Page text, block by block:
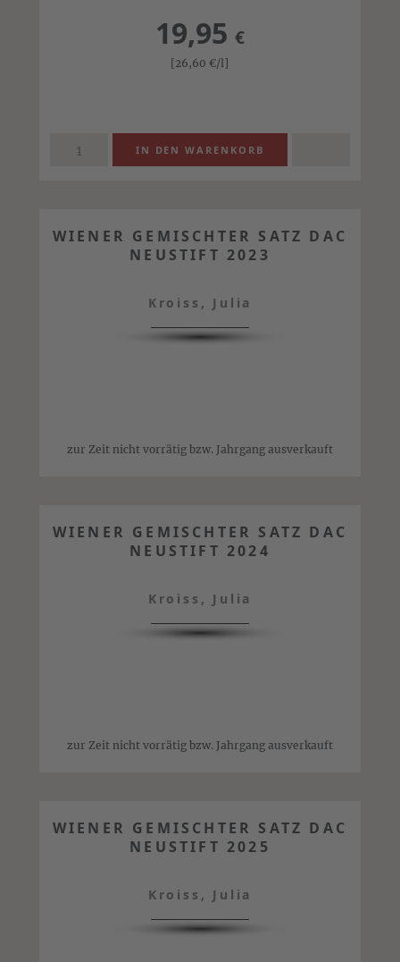
19,95 €
[26,60€/l]
WIENER GEMISCHTER SATZ DAC
NEUSTIFT 2023
Kroiss, Julia
zur Zeit nicht vorrätig bzw. Jahrgang ausverkauft
WIENER GEMISCHTER SATZ DAC
NEUSTIFT 2024
Kroiss, Julia
zur Zeit nicht vorrätig bzw. Jahrgang ausverkauft
WIENER GEMISCHTER SATZ DAC
NEUSTIFT 2025
Kroiss, Julia